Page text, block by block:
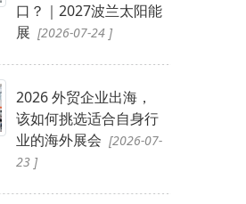
口？｜2027波兰太阳能
展 [2026-07-24 ]
2026 外贸企业出海，
该如何挑选适合自身行
业的海外展会 [2026-07-
23 ]